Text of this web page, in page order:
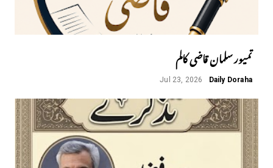
تمیور سلمان قاضی کالم
Daily Doraha
Jul 23, 2026